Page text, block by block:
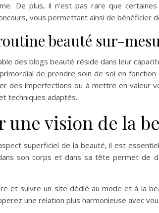
De plus, il n’est pas rare que
vous permettant ainsi de bénéficier
beauté sur-
des blogs beauté réside dans leur
de prendre soin de soi en
des imperfections ou à mettre en valeur
techniques adaptés.
une vision de la
superficiel de la beauté, il est
son corps et dans sa tête permet de
et suivre un site dédié au mode et à la
une relation plus harmonieuse avec